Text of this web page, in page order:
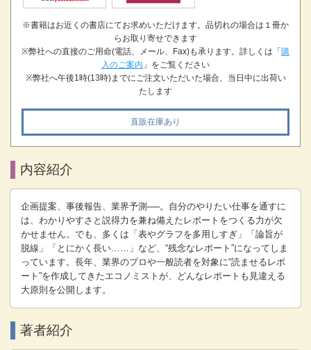
※書籍はお近くの書店にてお求めいただけます。品切れの場合は１冊か
らお取り寄せできます
※弊社への直接のご用命(電話、メール、Fax)も承ります。詳しくは「購
入のご案内 」をご覧ください
※弊社へ午後1時(13時)までにご注文いただいた場合、当日中に出荷い
たします
直販在庫あり
内容紹介
企画提案、事後報告、業界予測──。自分のやりたい仕事を通すに
は、わかりやすさと説得力を兼ね備えたレポートをつくる力が欠
かせません。でも、多くは「表やグラフを多用しすぎ」「論旨が
脱線」「とにかく長い……」など、“残念なレポート”になってしま
っています。長年、業界のプロや一般読者を対象に“読ませるレポ
ート”を作成してきたエコノミストが、どんなレポートも見違える
大原則を公開します。
著者紹介